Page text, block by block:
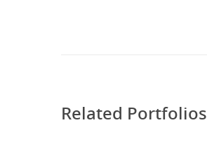
Related Portfolios